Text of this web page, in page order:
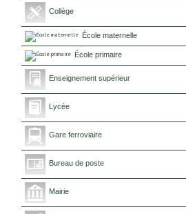
Collège
École maternelle
École primaire
Enseignement supérieur
Lycée
Gare ferroviaire
Bureau de poste
Mairie